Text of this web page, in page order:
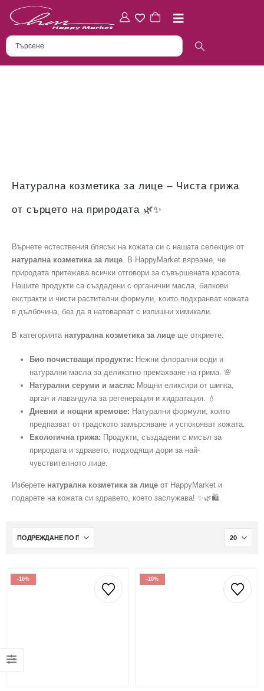
Натурална козметика за лице – Чиста грижа
от сърцето на природата 🌿✨
Върнете естествения блясък на кожата си с нашата селекция от
натурална козметика за лице . В HappyMarket вярваме, че
природата притежава всички отговори за съвършената красота.
Нашите продукти са създадени с органични масла, билкови
екстракти и чисти растителни формули, които подхранват кожата
в дълбочина, без да я натоварват с излишни химикали.
В категорията натурална козметика за лице ще откриете:
Био почистващи продукти: Нежни флорални води и
натурални масла за деликатно премахване на грима. 🌸
Натурални серуми и масла: Мощни еликсири от шипка,
арган и лавандула за регенерация и хидратация. 💧
Дневни и нощни кремове: Натурални формули, които
предпазват от градското замърсяване и успокояват кожата.
Екологична грижа: Продукти, създадени с мисъл за
природата и здравето, подходящи дори за най-
чувствителното лице.
Изберете натурална козметика за лице от HappyMarket и
подарете на кожата си здравето, което заслужава! ✨🌿🛍️
-10% -10%